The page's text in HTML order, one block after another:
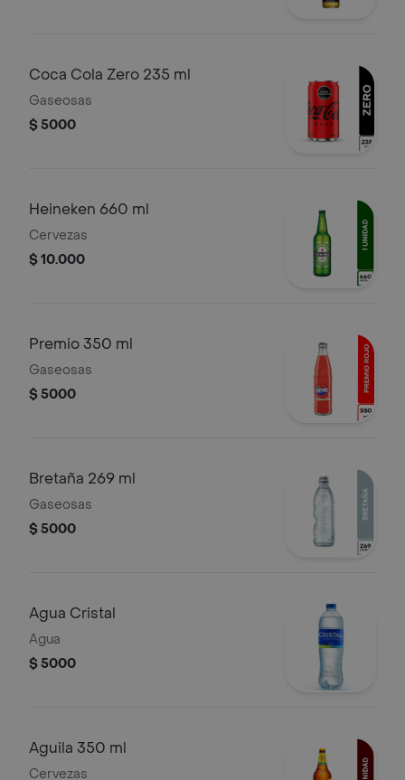
Coca Cola Zero 235 ml
Gaseosas
$ 5000
Heineken 660 ml
Cervezas
$ 10.000
Premio 350 ml
Gaseosas
$ 5000
Bretaña 269 ml
Gaseosas
$ 5000
Agua Cristal
Agua
$ 5000
Aguila 350 ml
Cervezas